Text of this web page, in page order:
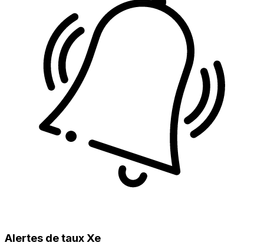
Alertes de taux Xe